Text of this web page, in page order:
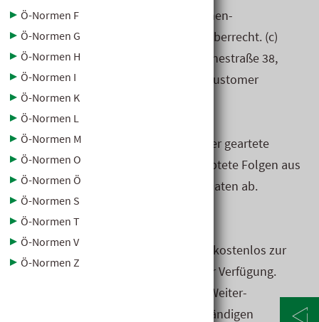
Ö-Normen F
Ö-Normen G
Ö-Normen H
Ö-Normen I
Ö-Normen K
Ö-Normen L
Ö-Normen M
Ö-Normen O
Ö-Normen Ö
Ö-Normen S
Ö-Normen T
Ö-Normen V
Ö-Normen Z
Sämtliche hier veröffent­lichten Normen­
informationen unterliegen dem Urheber­recht. (c)
Austrian Standards A-1021 Wien, Heine­straße 38,
Postfach 130 Tel. +43 1 213 00-300 (Customer
Service)
Der Betreiber lehnt jegliche wie immer geartete
Haftung für tatsächliche oder behauptete Folgen aus
der Ver­wendung der ge­speicherten Daten ab.
Gewerbliche Nutzung:
Die hier gespeicherten Daten stehen kostenlos zur
üblichen Nutzung im Büro­betrieb zur Verfügung.
Jegliche gewerbliche Nutzung oder Weiter­
verarbeitung ist untersagt. Die voll­ständigen